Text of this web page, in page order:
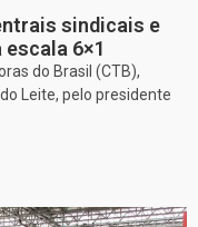
sindicais e
6×1
do Brasil (CTB),
Leite, pelo presidente